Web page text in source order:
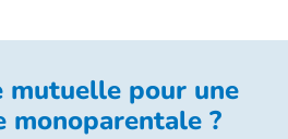
mutuelle pour une
monoparentale ?